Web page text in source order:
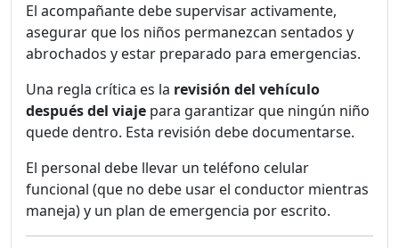
El acompañante debe supervisar activamente,
asegurar que los niños permanezcan sentados y
abrochados y estar preparado para emergencias.
Una regla crítica es la revisión del vehículo
después del viaje para garantizar que ningún niño
quede dentro. Esta revisión debe documentarse.
El personal debe llevar un teléfono celular
funcional (que no debe usar el conductor mientras
maneja) y un plan de emergencia por escrito.